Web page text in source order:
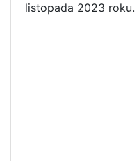
listopada 2023 roku.